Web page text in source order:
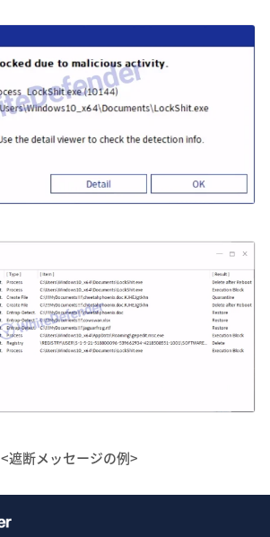
<遮断メッセージの例>